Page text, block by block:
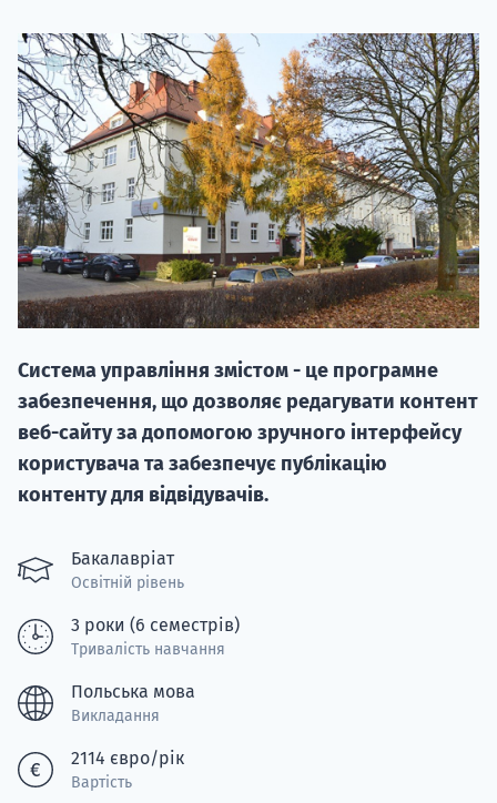
Система управління змістом - це програмне
забезпечення, що дозволяє редагувати контент
веб-сайту за допомогою зручного інтерфейсу
користувача та забезпечує публікацію
контенту для відвідувачів.
Бакалавріат
Освітній рівень
3 роки (6 семестрів)
Тривалість навчання
Польська мова
Викладання
2114 євро/рік
Вартість
"Навчання
НАБІР